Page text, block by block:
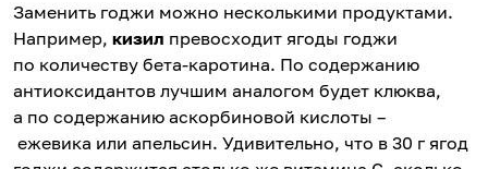
Заменить годжи можно несколькими продуктами.
Например, кизил превосходит ягоды годжи
по количеству бета-каротина. По содержанию
антиоксидантов лучшим аналогом будет клюква,
а по содержанию аскорбиновой кислоты –
ежевика или апельсин. Удивительно, что в 30 г ягод